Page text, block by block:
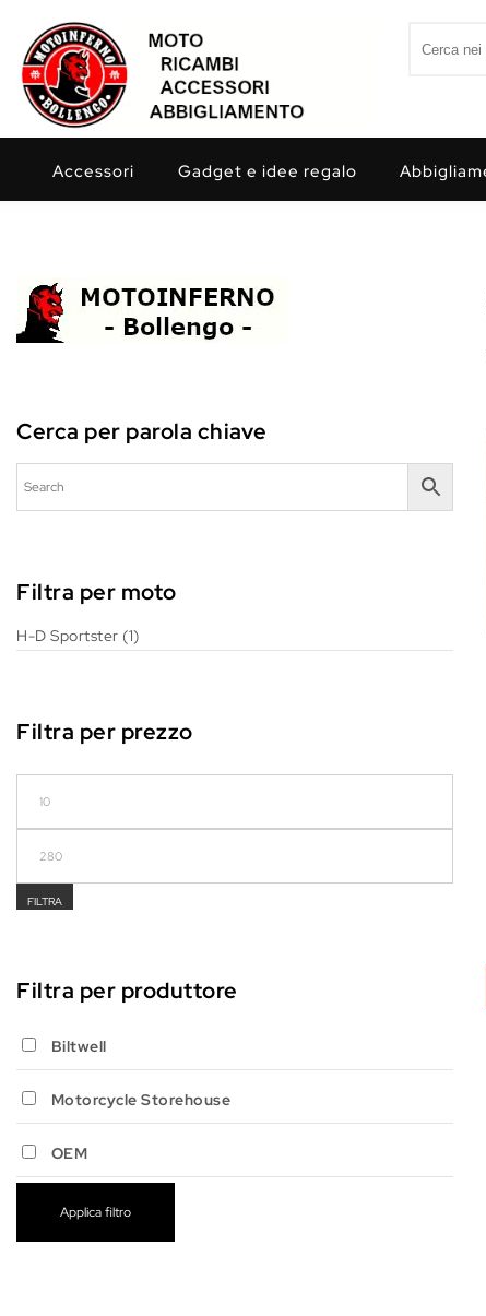
Accessori Gadget e idee regalo
Cerca per parola chiave
Filtra per moto
H-D Sportster (1)
Filtra per prezzo
FILTRA
Filtra per produttore
Biltwell
Motorcycle Storehouse
OEM
Applica filtro